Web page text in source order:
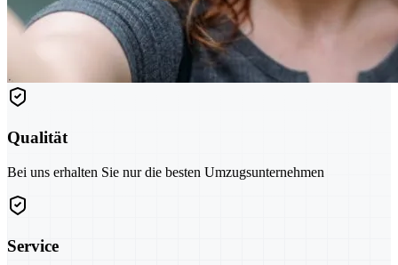
Qualität
Bei uns erhalten Sie nur die besten Umzugsunternehmen
Service